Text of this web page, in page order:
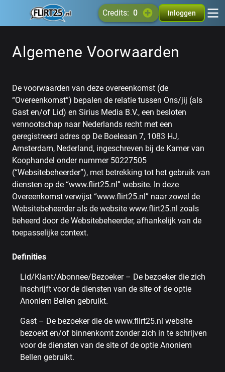
credits: 0 Inloggen
Algemene Voorwaarden
De voorwaarden van deze overeenkomst (de
“Overeenkomst”) bepalen de relatie tussen Ons/jij (als
Gast en/of Lid) en Sirius Media B.V., een besloten
vennootschap naar Nederlands recht met een
geregistreerd adres op De Boeleaan 7, 1083 HJ,
Amsterdam, Nederland, ingeschreven bij de Kamer van
Koophandel onder nummer 50227505
(“Websitebeheerder”), met betrekking tot het gebruik van
diensten op de “www.flirt25.nl” website. In deze
Overeenkomst verwijst “www.flirt25.nl” naar zowel de
Websitebeheerder als de website www.flirt25.nl zoals
beheerd door de Websitebeheerder, afhankelijk van de
toepasselijke context.
Definities
Lid/Klant/Abonnee/Bezoeker – De bezoeker die zich
inschrijft voor de diensten van de site of de optie
Anoniem Bellen gebruikt.
Gast – De bezoeker die de www.flirt25.nl website
bezoekt en/of binnenkomt zonder zich in te schrijven
voor de diensten van de site of de optie Anoniem
Bellen gebruikt.